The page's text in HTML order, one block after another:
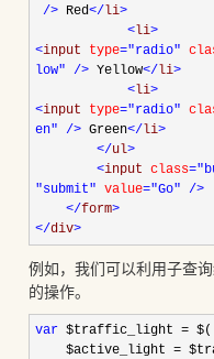
/> Red</ li>
<li>
<input type="radio"
low" /> Yellow</ li>
<li>
<input type="radio"
en" /> Green</ li>
</ul>
<inputclass
"submit" value="Go" />
</form>
</div>
例如，我们可以利用子查
的操作。
var $traffic_light= $(
$active_light=